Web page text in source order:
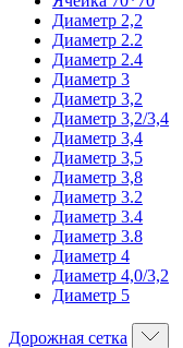
Диаметр 2,2
Диаметр 2.2
Диаметр 2.4
Диаметр 3
Диаметр 3,2
Диаметр 3,2/3,4
Диаметр 3,4
Диаметр 3,5
Диаметр 3,8
Диаметр 3.2
Диаметр 3.4
Диаметр 3.8
Диаметр 4
Диаметр 4,0/3,2
Диаметр 5
Дорожная сетка